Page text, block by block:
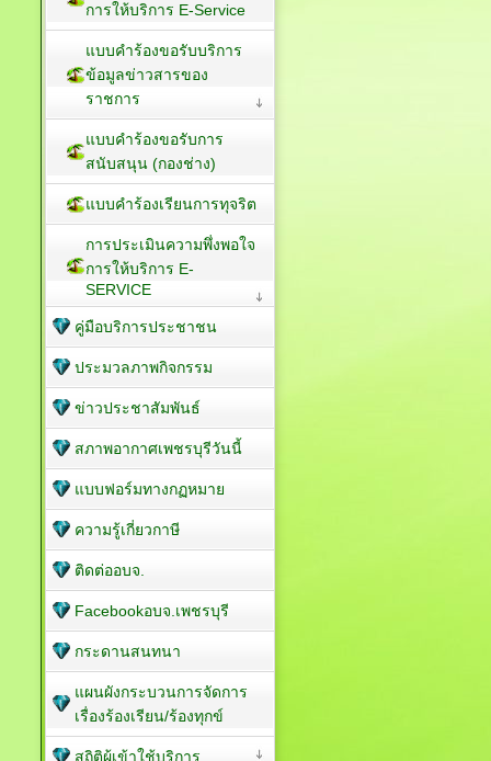
การให้บริการ E-Service
แบบคำร้องขอรับบริการ
ข้อมูลข่าวสารของ
ราชการ
แบบคำร้องขอรับการ
สนับสนุน (กองช่าง)
แบบคำร้องเรียนการทุจริต
การประเมินความพึ่งพอใจ
การให้บริการ E-
SERVICE
คู่มือบริการประชาชน
ประมวลภาพกิจกรรม
ข่าวประชาสัมพันธ์
สภาพอากาศเพชรบุรีวันนี้
แบบฟอร์มทางกฏหมาย
ความรู้เกี่ยวกาษี
ติดต่ออบจ.
Facebookอบจ.เพชรบุรี
กระดานสนทนา
แผนผังกระบวนการจัดการ
เรื่องร้องเรียน/ร้องทุกข์
สถิติผู้เข้าใช้บริการ